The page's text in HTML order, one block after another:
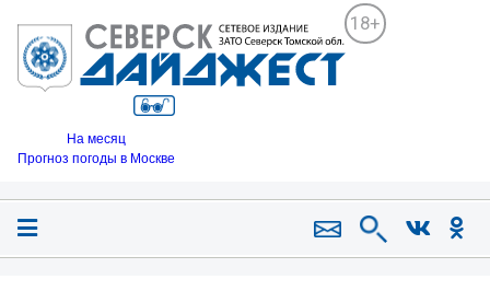
18+
На месяц
Прогноз погоды в Москве